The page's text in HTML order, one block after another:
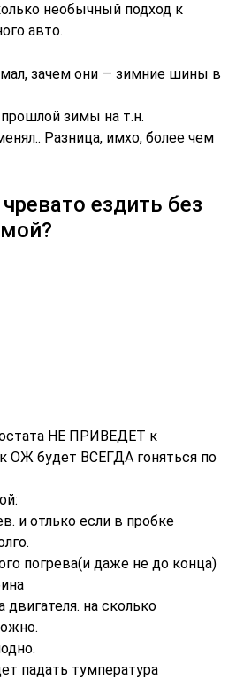
необычный подход к
авто.
зачем они — зимние шины в
зимы на т.н.
Разница, имхо, более чем
ездить без
НЕ ПРИВЕДЕТ к
ОЖ будет ВСЕГДА гоняться по
и отлько если в пробке
погрева(и даже не до конца)
на сколько
падать тумпература